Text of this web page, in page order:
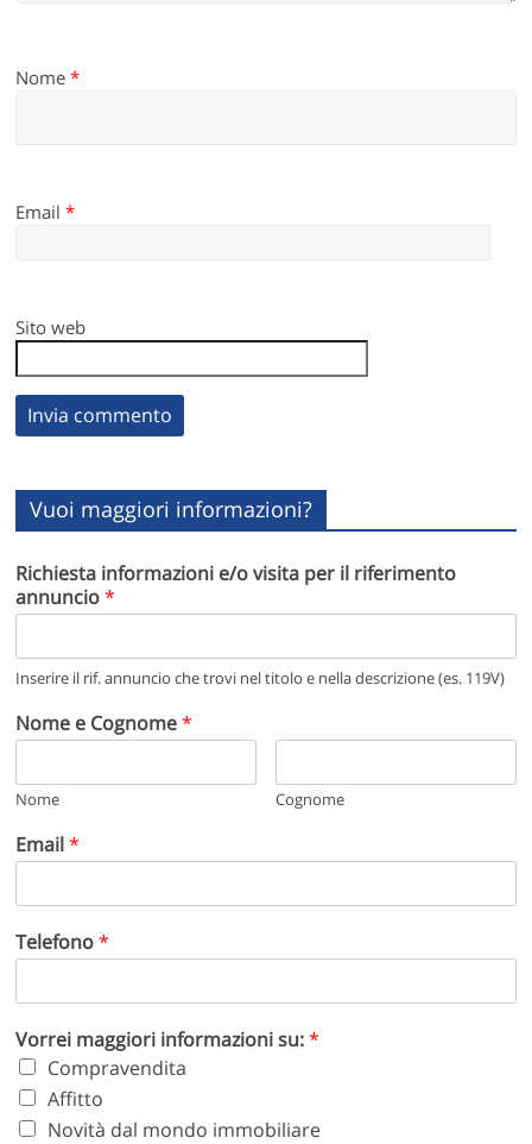
Nome*
Email*
Sito web
Vuoi maggiori informazioni?
Richiesta informazioni e/o visita per il riferimento
annuncio*
Inserire il rif. annuncio che trovi nel titolo e nella descrizione (es. 119V)
Nome e Cognome*
Nome Cognome
Email*
Telefono*
Vorrei maggiori informazioni su:*
Compravendita
Affitto
Novità dal mondo immobiliare